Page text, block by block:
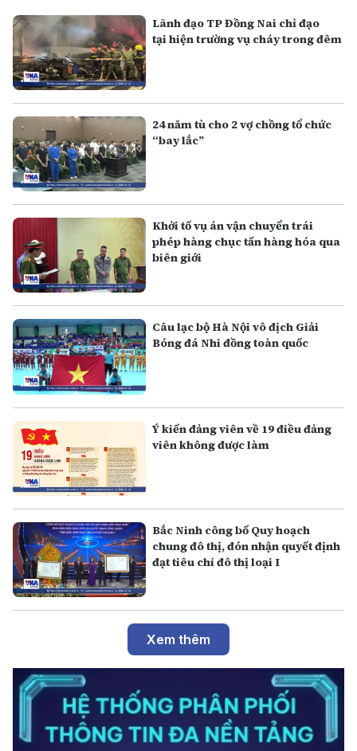
Lãnh đạo TP Đồng Nai chỉ đạo
tại hiện trường vụ cháy trong đêm
24 năm tù cho 2 vợ chồng tổ chức
“bay lắc”
Khởi tố vụ án vận chuyển trái
phép hàng chục tấn hàng hóa qua
biên giới
Câu lạc bộ Hà Nội vô địch Giải
Bóng đá Nhi đồng toàn quốc
Ý kiến đảng viên về 19 điều đảng
viên không được làm
Bắc Ninh công bố Quy hoạch
chung đô thị, đón nhận quyết định
đạt tiêu chí đô thị loại I
Xem thêm